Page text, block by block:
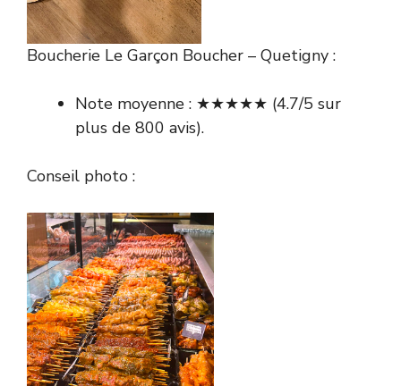
Boucherie Le Garçon Boucher – Quetigny :
Note moyenne : ★★★★★ (4.7/5 sur
plus de 800 avis).
Conseil photo :